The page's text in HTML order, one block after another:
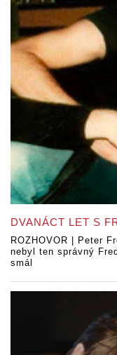
DVANÁCT LET S
ROZHOVOR | Peter
nebyl ten správný
smál